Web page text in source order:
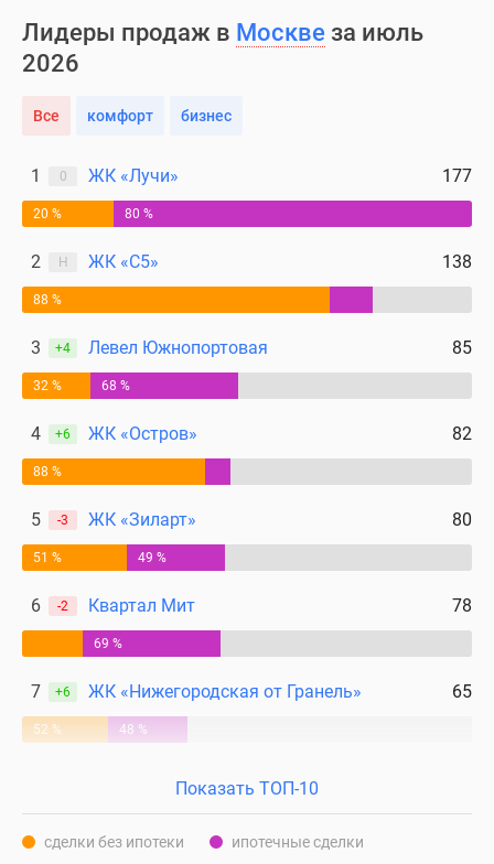
Лидеры продаж в Москве за июль
2026
Все комфорт бизнес
1 0 ЖК «Лучи» 177
20 % 80 %
2 Н ЖК «С5» 138
88 %
3 +4 Левел Южнопортовая 85
32 % 68 %
4 +6 ЖК «Остров» 82
88 %
5 -3 ЖК «Зиларт» 80
51 % 49 %
6 -2 Квартал Мит 78
69 %
7 +6 ЖК «Нижегородская от Гранель» 65
52 % 48 %
Показать ТОП-10
сделки без ипотеки ипотечные сделки